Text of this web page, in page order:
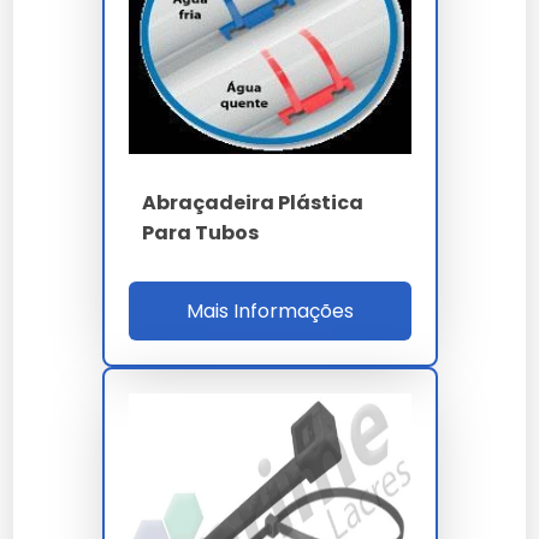
para eletrodutoleva em conta a complexidade
técnica e o volume da sua necessidade. Trabalhamos
com propostas personalizadas para garantir o melhor
custo-benefício em cada projeto.
Onde Comprar Abraçadeira
Para garantir a procedência e qualidade técnica,
fornecedores especializados. Nossa empresa oferece
suporte completo na escolha do abraçadeira plástica
para eletroduto ideal para sua aplicação.
Perguntas Frequentes
Como solicitar uma proposta
em larga escala?
Abraçadeira Plástica
Para Tubos
Mais Informações